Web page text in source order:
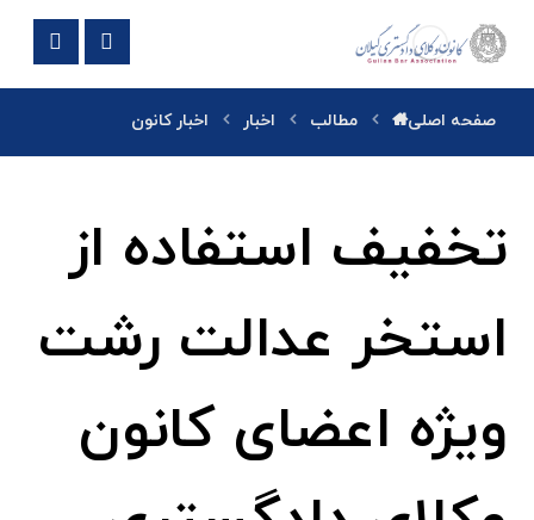
صفحه اصلی مطالب اخبار اخبار کانون
تخفیف استفاده از
استخر عدالت رشت
ویژه اعضای کانون